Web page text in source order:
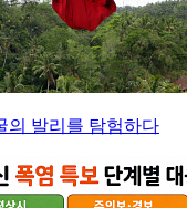
의 발리를 탐험하다